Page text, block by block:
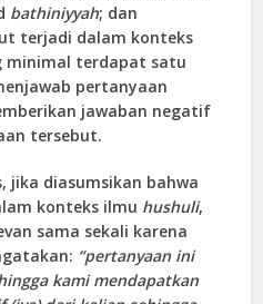
bathiniyyah; dan
terjadi dalam konteks
minimal terdapat satu
pertanyaan
jawaban negatif
tersebut.
jika diasumsikan bahwa
konteks ilmu hushuli,
sama sekali karena
“pertanyaan ini
kami mendapatkan